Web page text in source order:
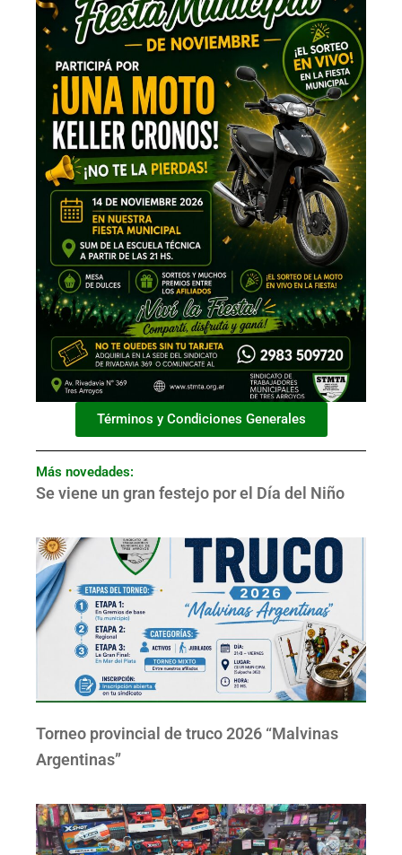
Términos y Condiciones Generales
Más novedades:
Se viene un gran festejo por el Día del Niño
Torneo provincial de truco 2026 “Malvinas
Argentinas”